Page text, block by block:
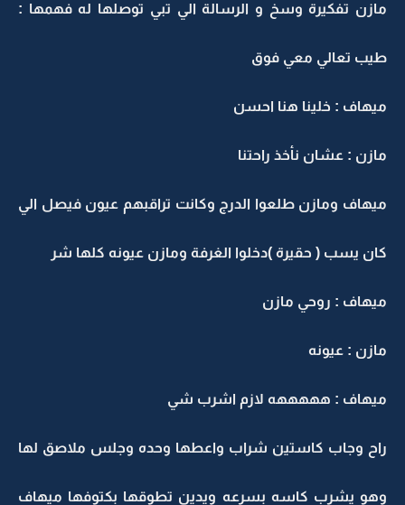
مازن تفكيرة وسخ و الرسالة الي تبي توصلها له فهمها :
طيب تعالي معي فوق
ميهاف : خلينا هنا احسن
مازن : عشان نأخذ راحتنا
ميهاف ومازن طلعوا الدرج وكانت تراقبهم عيون فيصل الي
كان يسب ( حقيرة )دخلوا الغرفة ومازن عيونه كلها شر
ميهاف : روحي مازن
مازن : عيونه
ميهاف : هههههه لازم اشرب شي
راح وجاب كاستين شراب واعطها وحده وجلس ملاصق لها
وهو يشرب كاسه بسرعه ويدين تطوقها بكتوفها ميهاف